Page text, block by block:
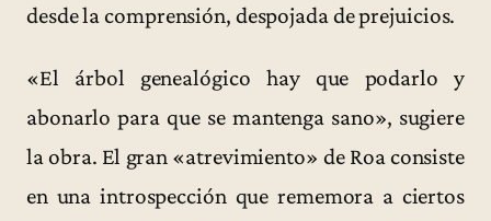
desde la comprensión, despojada de prejuicios.
«El árbol genealógico hay que podarlo y
abonarlo para que se mantenga sano», sugiere
la obra. El gran «atrevimiento» de Roa consiste
en una introspección que rememora a ciertos